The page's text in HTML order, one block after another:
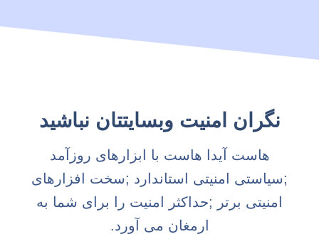
نگران امنیت وبسایتتان نباشید
هاست آیدا هاست با ابزارهای روزآمد
;سیاستی امنیتی استاندارد ;سخت افزارهای
امنیتی برتر ;حداکثر امنیت را برای شما به
ارمغان می آورد.